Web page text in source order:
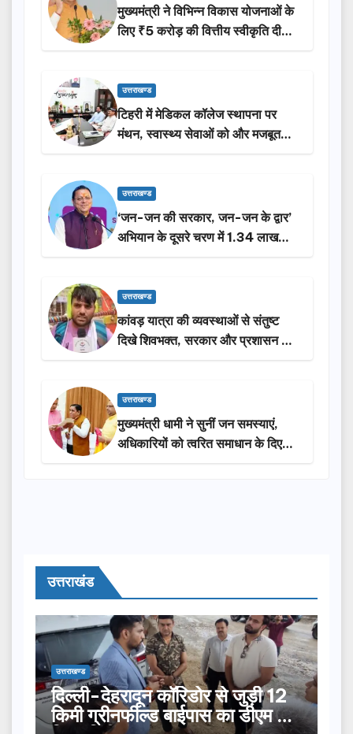
मुख्यमंत्री ने विभिन्न विकास योजनाओं के
लिए ₹5 करोड़ की वित्तीय स्वीकृति दी…
उत्तराखण्ड
टिहरी में मेडिकल कॉलेज स्थापना पर
मंथन, स्वास्थ्य सेवाओं को और मजबूत
करेगी सरकार: मुख्यमंत्री धामी…
उत्तराखण्ड
‘जन-जन की सरकार, जन-जन के द्वार’
अभियान के दूसरे चरण में 1.34 लाख
लोगों की भागीदारी…
उत्तराखण्ड
कांवड़ यात्रा की व्यवस्थाओं से संतुष्ट
दिखे शिवभक्त, सरकार और प्रशासन की
सराहना…
उत्तराखण्ड
मुख्यमंत्री धामी ने सुनीं जन समस्याएं,
अधिकारियों को त्वरित समाधान के दिए
निर्देश
उत्तराखंड
उत्तराखण्ड
दिल्ली-देहरादून कॉरिडोर से जुड़ी 12
किमी ग्रीनफील्ड बाईपास का डीएम ने